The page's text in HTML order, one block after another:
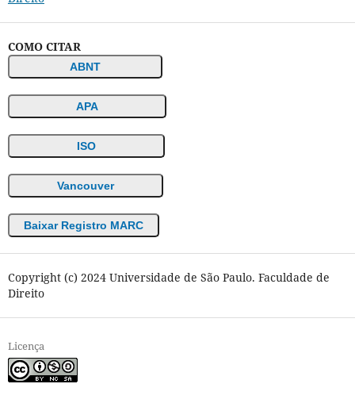
COMO CITAR
ABNT
APA
ISO
Vancouver
Baixar Registro MARC
Copyright (c) 2024 Universidade de São Paulo. Faculdade de
Direito
Licença